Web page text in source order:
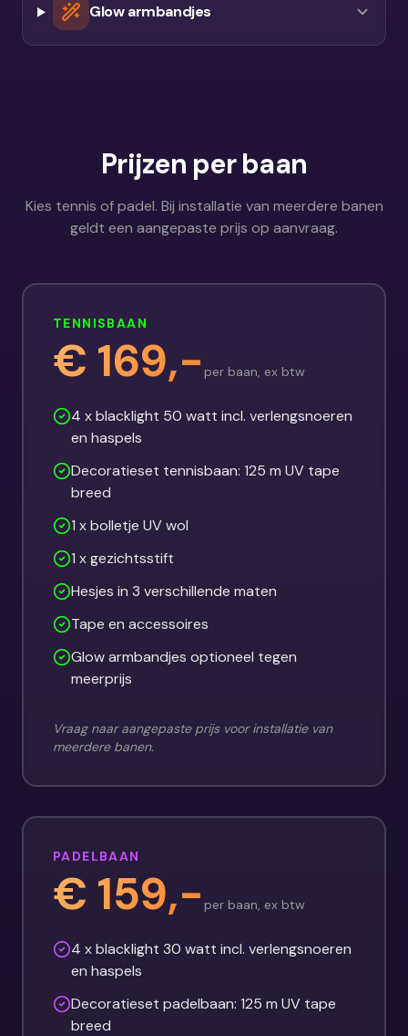
Glow armbandjes
Prijzen per baan
Kies tennis of padel. Bij installatie van meerdere banen
geldt een aangepaste prijs op aanvraag.
TENNISBAAN
€ 169,- per baan, ex btw
4 x blacklight 50 watt incl. verlengsnoeren
en haspels
Decoratieset tennisbaan: 125 m UV tape
breed
1 x bolletje UV wol
1 x gezichtsstift
Hesjes in 3 verschillende maten
Tape en accessoires
Glow armbandjes optioneel tegen
meerprijs
Vraag naar aangepaste prijs voor installatie van
meerdere banen.
PADELBAAN
€ 159,- per baan, ex btw
4 x blacklight 30 watt incl. verlengsnoeren
en haspels
Decoratieset padelbaan: 125 m UV tape
breed